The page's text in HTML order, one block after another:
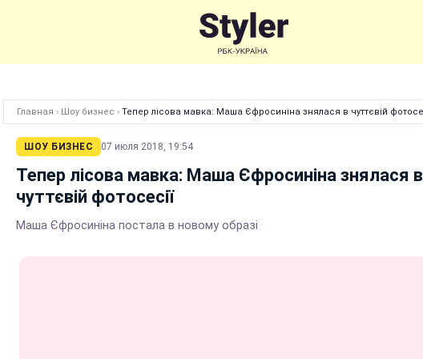
Главная › Шоу бизнес › Тепер лісова мавка: Маша Єфросиніна знялася в чуттєвій
ШОУ БИЗНЕС 07 июля 2018, 19:54
Тепер лісова мавка: Маша Єфросиніна знялася в
чуттєвій фотосесії
Маша Єфросиніна постала в новому образі